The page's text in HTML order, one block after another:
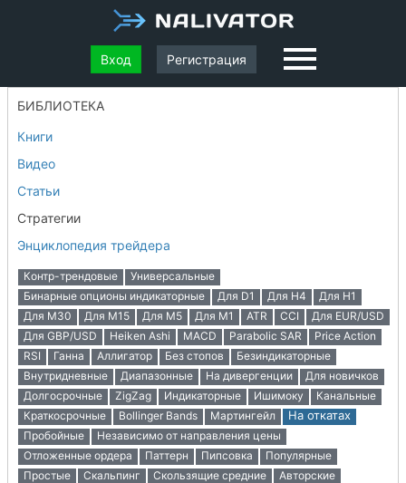
Вход Регистрация
БИБЛИОТЕКА
Книги
Видео
Статьи
Стратегии
Энциклопедия трейдера
Контр-трендовые
Универсальные
Бинарные опционы индикаторные
Для D1 Для H4
Для H1
Для M30
Для M15 Для M5 Для M1 ATR CCI
Для EUR/USD
Для GBP/USD
Heiken Ashi MACD Parabolic SAR
Price Action
RSI
Ганна Аллигатор Без стопов
Безиндикаторные
Внутридневные
Диапазонные На дивергенции
Для новичков
Долгосрочные
ZigZag Индикаторные Ишимоку
Канальные
Краткосрочные
Bollinger Bands Мартингейл На откатах
Пробойные
Независимо от направления цены
Отложенные ордера
Паттерн Пипсовка
Популярные
Простые
Скальпинг Скользящие средние
Авторские